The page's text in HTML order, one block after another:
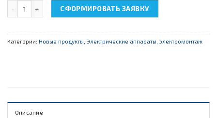
Количество товара НТЦ-08.09.2 "Контактор"
СФОРМИРОВАТЬ ЗАЯВКУ
Категории: Новые продукты Электрические аппараты, электромонтаж
Описание